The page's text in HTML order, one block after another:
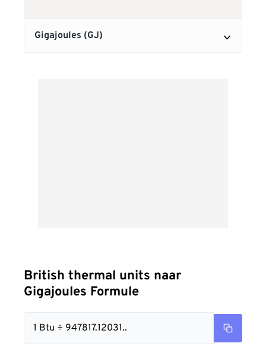
British thermal units naar
Gigajoules Formule
1 Btu ÷ 947817.12031..